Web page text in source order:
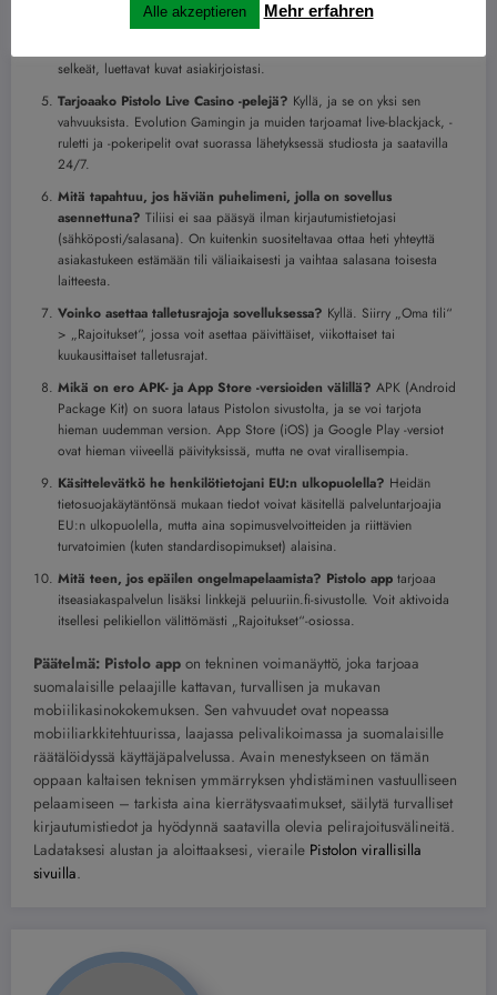
Kuinka kauan KYC-vahvistus kestää?
selkeät, luettavat kuvat asiakirjoistasi.
Tarjoaako Pistolo Live Casino -pelejä? Kyllä, ja se on yksi sen
vahvuuksista. Evolution Gamingin ja muiden tarjoamat live-blackjack, -
ruletti ja -pokeripelit ovat suorassa lähetyksessä studiosta ja saatavilla
24/7.
Mitä tapahtuu, jos häviän puhelimeni, jolla on sovellus
asennettuna? Tiliisi ei saa pääsyä ilman kirjautumistietojasi
(sähköposti/salasana). On kuitenkin suositeltavaa ottaa heti yhteyttä
asiakastukeen estämään tili väliaikaisesti ja vaihtaa salasana toisesta
laitteesta.
Voinko asettaa talletusrajoja sovelluksessa? Kyllä. Siirry „Oma tili“
> „Rajoitukset“, jossa voit asettaa päivittäiset, viikottaiset tai
kuukausittaiset talletusrajat.
Mikä on ero APK- ja App Store -versioiden välillä? APK (Android
Package Kit) on suora lataus Pistolon sivustolta, ja se voi tarjota
hieman uudemman version. App Store (iOS) ja Google Play -versiot
ovat hieman viiveellä päivityksissä, mutta ne ovat virallisempia.
Käsittelevätkö he henkilötietojani EU:n ulkopuolella? Heidän
tietosuojakäytäntönsä mukaan tiedot voivat käsitellä palveluntarjoajia
EU:n ulkopuolella, mutta aina sopimusvelvoitteiden ja riittävien
turvatoimien (kuten standardisopimukset) alaisina.
Mitä teen, jos epäilen ongelmapelaamista? Pistolo app tarjoaa
itseasiakaspalvelun lisäksi linkkejä peluuriin.fi-sivustolle. Voit aktivoida
itsellesi pelikiellon välittömästi „Rajoitukset“-osiossa.
Päätelmä: Pistolo app on tekninen voimanäyttö, joka tarjoaa
suomalaisille pelaajille kattavan, turvallisen ja mukavan
mobiilikasinokokemuksen. Sen vahvuudet ovat nopeassa
mobiiliarkkitehtuurissa, laajassa pelivalikoimassa ja suomalaisille
räätälöidyssä käyttäjäpalvelussa. Avain menestykseen on tämän
oppaan kaltaisen teknisen ymmärryksen yhdistäminen vastuulliseen
pelaamiseen – tarkista aina kierrätysvaatimukset, säilytä turvalliset
kirjautumistiedot ja hyödynnä saatavilla olevia pelirajoitusvälineitä.
Ladataksesi alustan ja aloittaaksesi, vieraile Pistolon virallisilla
sivuilla.
Alle akzeptieren Mehr erfahren